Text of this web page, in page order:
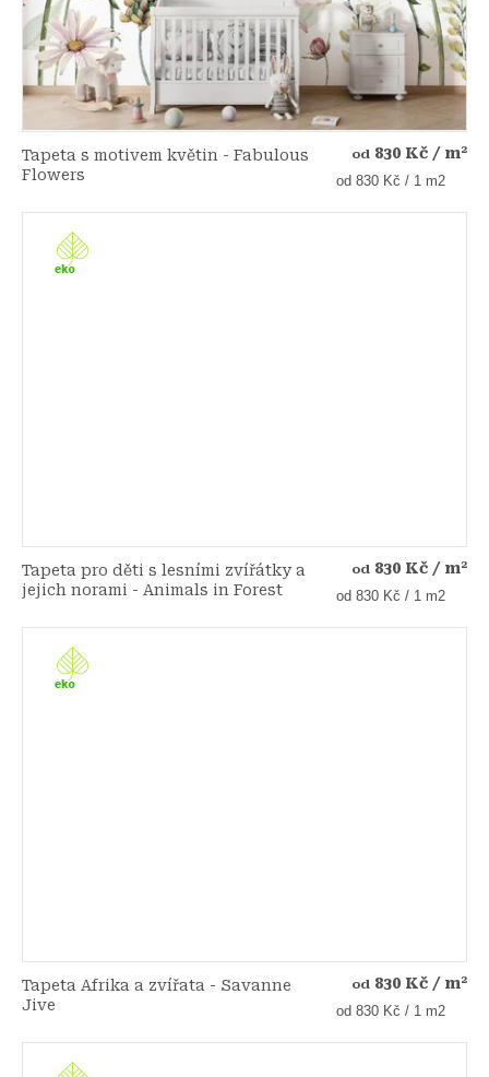
Tapeta s motivem květin - Fabulous
Flowers
od 830 Kč / m²
Měrná
od 830 Kč / 1 m2
Tapeta pro děti s lesními zvířátky a
jejich norami - Animals in Forest
od 830 Kč / m²
Měrná
od 830 Kč / 1 m2
Tapeta Afrika a zvířata - Savanne
Jive
od 830 Kč / m²
Měrná
od 830 Kč / 1 m2